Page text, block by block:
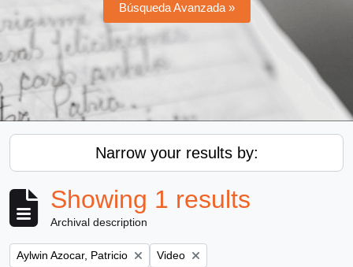
Búsqueda Avanzada »
Narrow your results by:
Showing 1 results
Archival description
Remove filter:
Aylwin Azocar, Patricio Remove filter:
Video